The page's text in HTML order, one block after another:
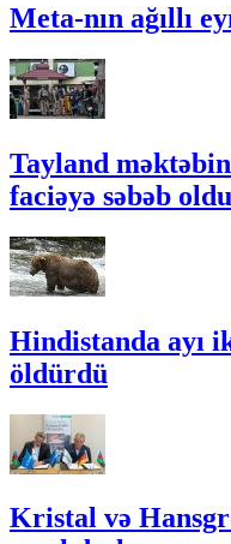
Meta-nın ağıllı
Tayland
faciəyə səbəb
Hindistanda ayı
öldürdü
Kristal və